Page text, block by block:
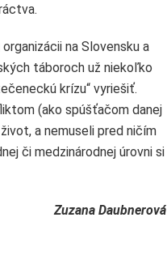
na Slovensku a
táboroch už niekoľko
krízu“ vyriešiť.
(ako spúšťačom danej
a nemuseli pred ničím
či medzinárodnej úrovni si
Zuzana Daubnerová